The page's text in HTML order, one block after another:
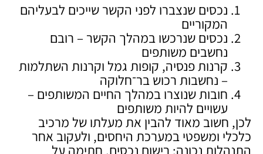
נכסים שנצברו לפני הקשר שייכים לבעליהם
המקוריים
נכסים שנרכשו במהלך הקשר – רובם
נחשבים משותפים
קרנות פנסיה, קופות גמל וקרנות השתלמות
– נחשבות רכוש בר־חלוקה
חובות שנוצרו במהלך החיים המשותפים –
עשויים להיות משותפים
לכן, חשוב מאוד להבין את מעלתו של מרכיב
כלכלי ומשפטי במערכת היחסים, ולעקוב אחר
התנהלות נכונה: רישום נכסים, חתימה על